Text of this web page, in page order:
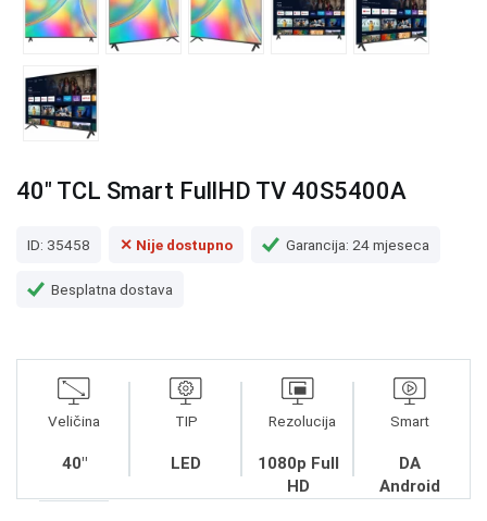
40" TCL Smart FullHD TV 40S5400A
ID: 35458 ✕ Nije dostupno Garancija: 24 mjeseca
Besplatna dostava
Veličina
40"
TIP
LED
Rezolucija
1080p Full
HD
Smart
DA
Android